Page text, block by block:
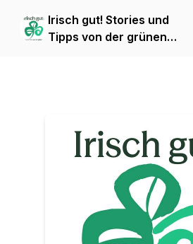
Irisch gut! Stories und
Tipps von der grünen